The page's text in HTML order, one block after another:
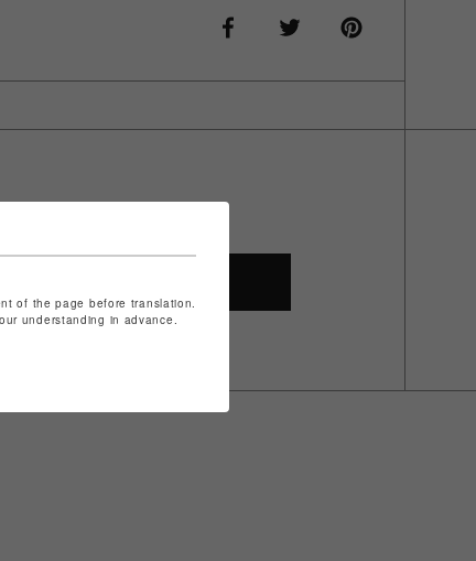
of the page before translation.
understanding in advance.